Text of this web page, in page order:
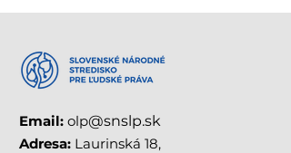
Email: olp@snslp.sk
Adresa: Laurinská 18,